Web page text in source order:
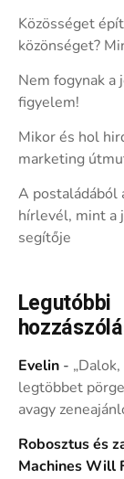
Közösséget
közönséget?
Nem fogynak a
figyelem!
Mikor és hol
marketing
A postaládából
hírlevél, mint a
segítője
Legutóbbi
Evelin-
legtöbbet
avagy
Robosztus és
Machines Will